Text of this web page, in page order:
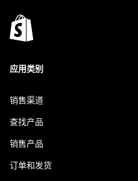
应用类别
销售渠道
查找产品
销售产品
订单和发货